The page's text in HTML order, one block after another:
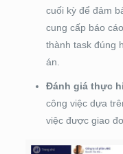
cuối kỳ để đảm
cung cấp báo
thành task đúng
án.
Đánh giá thực
công việc dựa
việc được giao